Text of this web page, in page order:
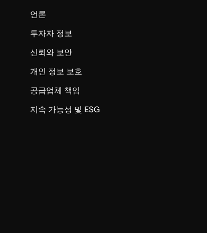
언론
투자자 정보
신뢰와 보안
개인 정보 보호
공급업체 책임
지속 가능성 및 ESG